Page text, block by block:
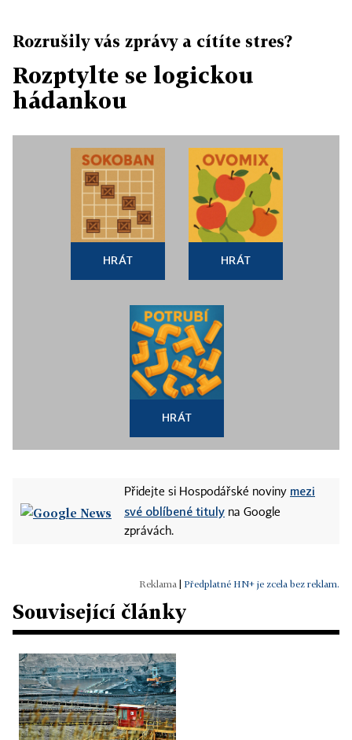
Rozrušily vás zprávy a cítíte stres?
Rozptylte se logickou
hádankou
HRÁT HRÁT
HRÁT
Přidejte si Hospodářské noviny mezi
své oblíbené tituly na Google
zprávách.
Předplatné HN+ je zcela bez reklam.
Související články